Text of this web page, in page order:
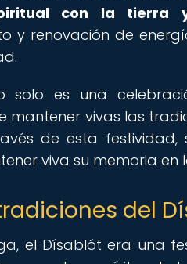
con la tierra
y renovación de
solo es una
mantener vivas las
de esta
viva su memoria
del
el Dísablót era una